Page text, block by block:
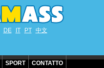
DE IT PT 中文
SPORT CONTATTO